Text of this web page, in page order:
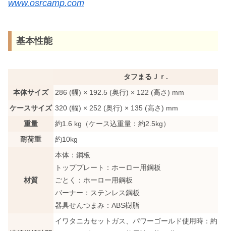
www.osrcamp.com
基本性能
タフまるＪｒ.
本体サイズ
286 (幅) × 192.5 (奥行) × 122 (高さ) mm
ケースサイズ 320 (幅) × 252 (奥行) × 135 (高さ) mm
重量
約1.6 kg（ケース込重量：約2.5kg）
耐荷重
約10kg
材質
本体：鋼板
トッププレート：ホーロー用鋼板
ごとく：ホーロー用鋼板
バーナー：ステンレス鋼板
器具せんつまみ：ABS樹脂
イワタニカセットガス、パワーゴールド使用時：約